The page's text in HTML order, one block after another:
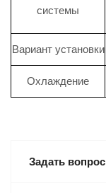
системы
Вариант установки
Охлаждение
Задать вопрос